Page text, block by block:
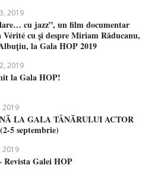
3, 2019
cu jazz”, un film documentar
Vérité cu și despre Miriam Răducanu,
la Gala HOP 2019
2, 2019
la Gala HOP!
2019
LA GALA TÂNĂRULUI ACTOR
5 septembrie)
2019
Revista Galei HOP